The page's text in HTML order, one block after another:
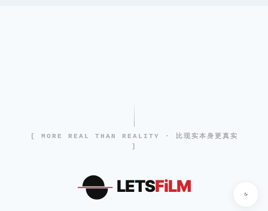
[ MORE REAL THAN REALITY · 比现实本身更真实
]
LETSFiLM